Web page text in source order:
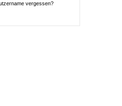
vergessen?